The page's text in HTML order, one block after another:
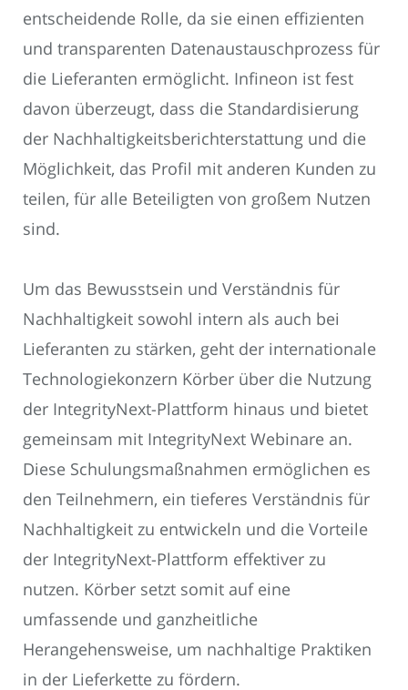
entscheidende Rolle, da sie einen effizienten
und transparenten Datenaustauschprozess für
die Lieferanten ermöglicht. Infineon ist fest
davon überzeugt, dass die Standardisierung
der Nachhaltigkeitsberichterstattung und die
Möglichkeit, das Profil mit anderen Kunden zu
teilen, für alle Beteiligten von großem Nutzen
sind.
Um das Bewusstsein und Verständnis für
Nachhaltigkeit sowohl intern als auch bei
Lieferanten zu stärken, geht der internationale
Technologiekonzern Körber über die Nutzung
der IntegrityNext-Plattform hinaus und bietet
gemeinsam mit IntegrityNext Webinare an.
Diese Schulungsmaßnahmen ermöglichen es
den Teilnehmern, ein tieferes Verständnis für
Nachhaltigkeit zu entwickeln und die Vorteile
der IntegrityNext-Plattform effektiver zu
nutzen. Körber setzt somit auf eine
umfassende und ganzheitliche
Herangehensweise, um nachhaltige Praktiken
in der Lieferkette zu fördern.